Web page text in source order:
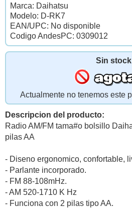
Marca: Daihatsu
Modelo: D-RK7
EAN/UPC: No disponible
Codigo AndesPC: 0309012
Sin stock
Actualmente no tenemos este
Descripcion del producto:
Radio AM/FM tama#o bolsillo
pilas AA
- Diseno ergonomico, confortable,
- Parlante incorporado.
- FM 88-108mHz.
- AM 520-1710 K Hz
- Funciona con 2 pilas tipo AA.